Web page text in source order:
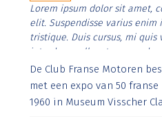
Lorem ipsum dolor sit amet,
elit. Suspendisse varius enim
tristique. Duis cursus, mi
interdum nulla, ut commodo
Aenean faucibus nibh et
imperdiet. Nunc ut sem vitae
De Club Franse Motoren
met een expo van 50
1960 in Museum Visscher